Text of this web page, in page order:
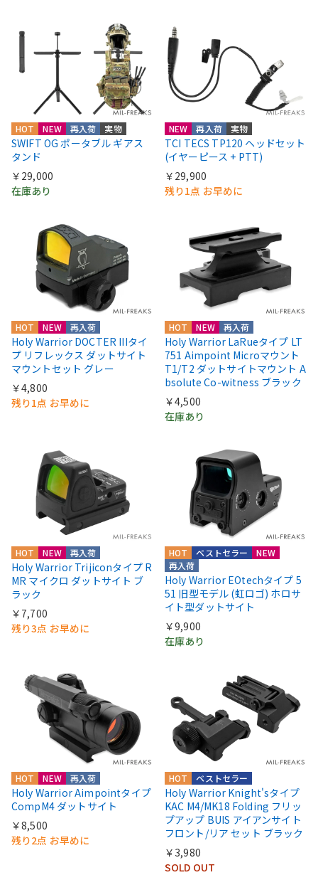
HOT NEW 再入荷 実物
SWIFT OG ポータブル ギアス
タンド
￥29,000
在庫あり
NEW 再入荷 実物
TCI TECS TP120 ヘッドセット
(イヤーピース + PTT)
￥29,900
残り1点 お早めに
HOT NEW 再入荷
Holy Warrior DOCTER IIIタイ
プ リフレックス ダットサイト
マウントセット グレー
￥4,800
残り1点 お早めに
HOT NEW 再入荷
Holy Warrior LaRueタイプ LT
751 Aimpoint Microマウント
T1/T2 ダットサイトマウント A
bsolute Co-witness ブラック
￥4,500
在庫あり
HOT NEW 再入荷
Holy Warrior Trijiconタイプ R
MR マイクロ ダットサイト ブ
ラック
￥7,700
残り3点 お早めに
HOT
NEW
再入荷
ベストセラー
Holy Warrior EOtechタイプ 5
51 旧型モデル (虹ロゴ) ホロサ
イト型ダットサイト
￥9,900
在庫あり
HOT NEW 再入荷
Holy Warrior Aimpointタイプ
CompM4 ダットサイト
￥8,500
残り2点 お早めに
HOT ベストセラー
Holy Warrior Knight'sタイプ
KAC M4/MK18 Folding フリッ
プアップ BUIS アイアンサイト
フロント/リア セット ブラック
￥3,980
SOLD OUT